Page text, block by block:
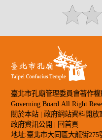
臺北市孔廟管理委員會著作權
Governing Board.All Right
關於本站 |政府網站資料開放
政府資訊公開 | 回首頁
地址:臺北市大同區大龍街275